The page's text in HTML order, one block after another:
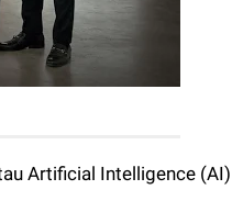
Artificial Intelligence (AI)